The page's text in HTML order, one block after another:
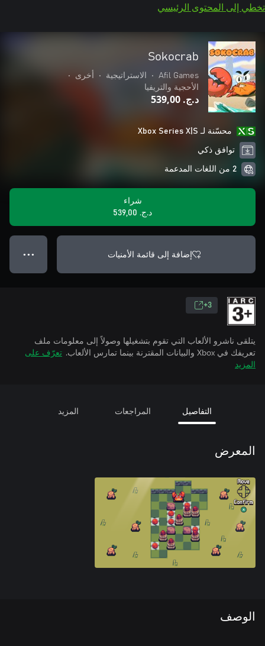
تخطي إلى المحتوى الرئيسي
Sokocrab
Afil Games
• الاستراتيجية • أخرى
•
الأحجية والتريفيا
د.ج.‏ 539,00
محسّنة لـ Xbox Series X|S
توافق ذكي
2 من اللغات المدعمة
شراء
د.ج.‏ 539,00
إضافة إلى قائمة الأمنيات ● ● ●
3+
يتلقى ناشرو الألعاب التي تقوم بتشغيلها وصولاً إلى معلومات ملف
تعريفك في Xbox والبيانات المقترنة بينما تمارس الألعاب.
تعرّف على
المزيد
التفاصيل المراجعات المزيد
المعرض
الوصف